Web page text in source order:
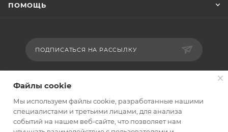
ПОМОЩЬ
ПОДПИСАТЬСЯ НА РАССЫЛКУ
kypioptomb2b@mail.ru
Файлы cookie
Мы используем файлы cookie, разработанные нашими
специалистами и третьими лицами, для анализа
событий на нашем веб-сайте, что позволяет нам